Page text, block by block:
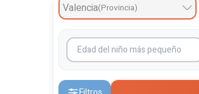
Valencia(Provincia)